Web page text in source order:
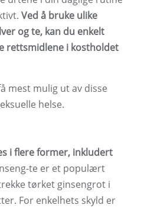
Ved å bruke ulike
og te, kan du enkelt
rettsmidlene i kostholdet
mest mulig ut av disse
helse.
i flere former, inkludert
te er et populært
tørket ginsengrot i
For enkelhets skyld er